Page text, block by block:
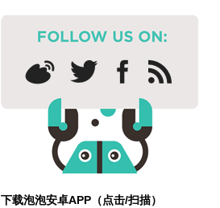
下载泡泡安卓APP（点击/扫描）